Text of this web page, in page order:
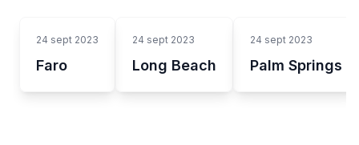
24 sept 2023
Faro
24 sept 2023
Long Beach
24 sept 2023
Palm Springs